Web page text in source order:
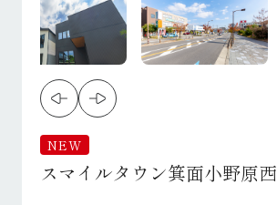
NEW
スマイルタウン箕面小野原西